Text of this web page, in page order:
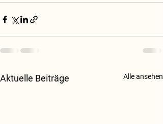
Aktuelle Beiträge Alle ansehen